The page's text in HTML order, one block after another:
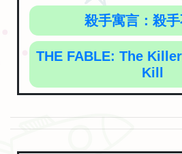
殺手寓言：殺手
THE FABLE: The
Kill